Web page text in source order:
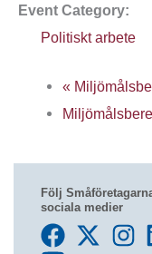
Event Category:
Politiskt arbete
«
Följ
sociala medier